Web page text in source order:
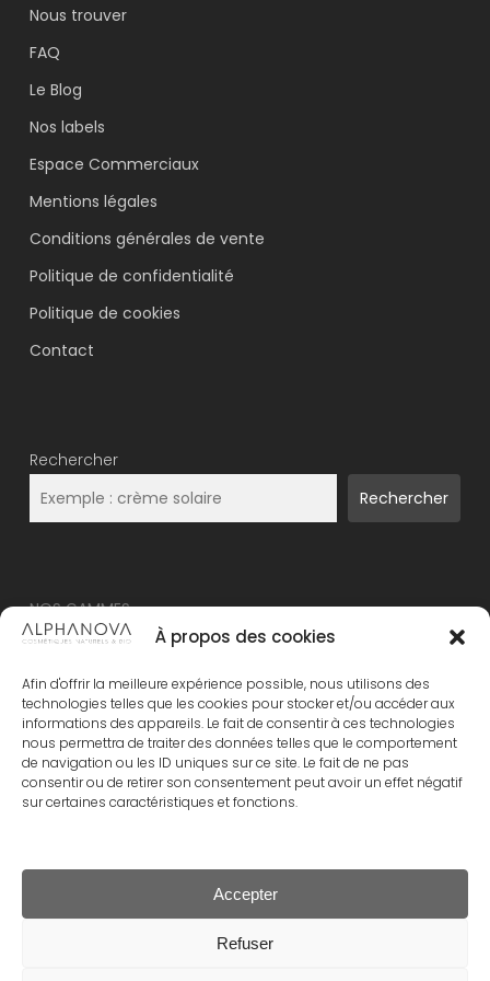
À propos des cookies
Afin d'offrir la meilleure expérience possible, nous utilisons des
technologies telles que les cookies pour stocker et/ou accéder aux
informations des appareils. Le fait de consentir à ces technologies
nous permettra de traiter des données telles que le comportement
de navigation ou les ID uniques sur ce site. Le fait de ne pas
consentir ou de retirer son consentement peut avoir un effet négatif
sur certaines caractéristiques et fonctions.
Accepter
Refuser
Nous trouver
FAQ
Le Blog
Nos labels
Espace Commerciaux
Mentions légales
Conditions générales de vente
Politique de confidentialité
Politique de cookies
Contact
Rechercher
Rechercher
NOS GAMMES
NOUVEAU – ALPHANOVA Thermal Care
ALPHANOVA Organic SUN
ALPHANOVA Daily SUN
ALPHANOVA Bebe
Alphanova Kids